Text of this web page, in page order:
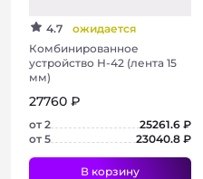
4.7
ожидается
Комбинированное
устройство Н-42 (лента 15
мм)
27760 ₽
от 2
25261.6 ₽
от 5
23040.8 ₽
В корзину